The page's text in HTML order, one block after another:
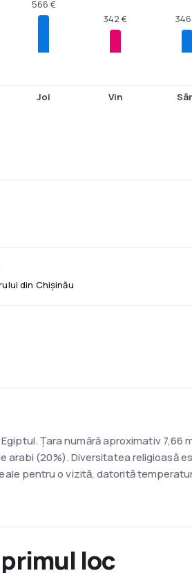
566 €
Joi
342 €
Vin
din Chișinău
Țara numără aproximativ 7,66
(20%). Diversitatea religioasă
pentru o vizită, datorită
loc